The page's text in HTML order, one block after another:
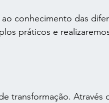
conhecimento das
práticos e
transformação. Através